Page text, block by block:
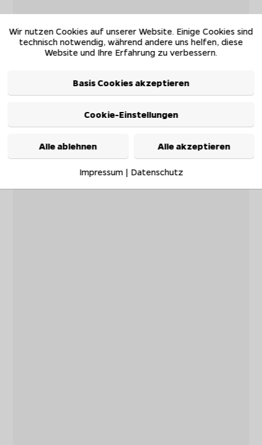
Wir nutzen Cookies auf unserer Website. Einige Cookies sind
technisch notwendig, während andere uns helfen, diese
Website und Ihre Erfahrung zu verbessern.
Basis Cookies akzeptieren
Cookie-Einstellungen
Alle ablehnen Alle akzeptieren
Impressum| Datenschutz